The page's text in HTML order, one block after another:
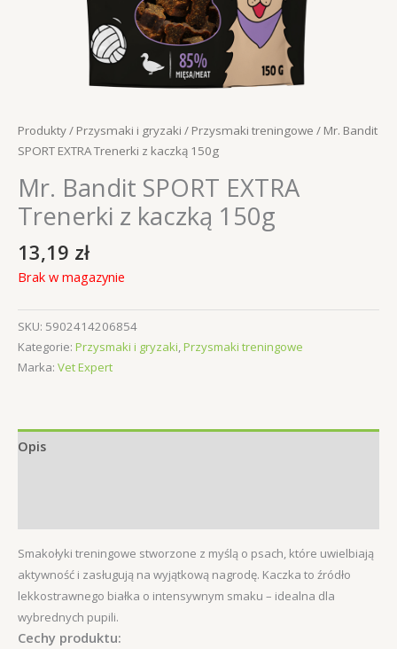
Produkty/ Przysmaki i gryzaki / Przysmaki treningowe / Mr. Bandit
SPORT EXTRA Trenerki z kaczką 150g
Mr. Bandit SPORT EXTRA
Trenerki z kaczką 150g
13,19 zł
Brak w magazynie
SKU: 5902414206854
Kategorie: Przysmaki i gryzaki,Przysmaki treningowe
Marka: Vet Expert
Opis
Smakołyki treningowe stworzone z myślą o psach, które uwielbiają
aktywność i zasługują na wyjątkową nagrodę. Kaczka to źródło
lekkostrawnego białka o intensywnym smaku – idealna dla
wybrednych pupili.
Cechy produktu: